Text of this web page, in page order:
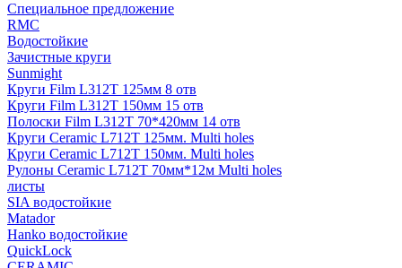
Специальное предложение
RMC
Водостойкие
Зачистные круги
Sunmight
Круги Film L312T 125мм 8 отв
Круги Film L312T 150мм 15 отв
Полоски Film L312T 70*420мм 14 отв
Круги Ceramic L712T 125мм. Multi holes
Круги Ceramic L712T 150мм. Multi holes
Рулоны Ceramic L712T 70мм*12м Multi holes
листы
SIA водостойкие
Matador
Hanko водостойкие
QuickLock